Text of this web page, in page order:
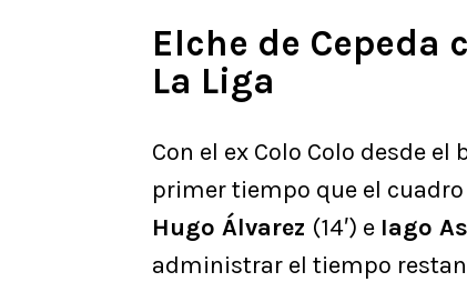
Elche de
La Liga
Con el ex Colo Colo desde
primer tiempo que el
Hugo Álvarez (14′) e Iago
administrar el tiempo